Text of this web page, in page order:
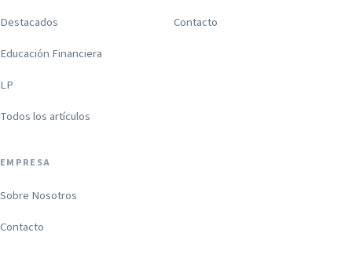
Destacados
Educación Financiera
LP
Todos los artículos
Contacto
EMPRESA
Sobre Nosotros
Contacto